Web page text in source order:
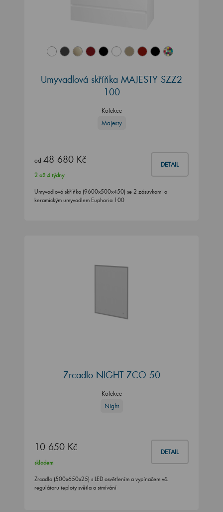
Umyvadlová skříňka MAJESTY SZZ2
100
Kolekce
Majesty
od 48 680 Kč DETAIL
2 až 4 týdny
Umyvadlová skříňka (9600x500x450) se 2 zásuvkami a
keramickým umyvadlem Euphoria 100
Zrcadlo NIGHT ZCO 50
Kolekce
Night
10 650 Kč DETAIL
skladem
Zrcadlo (500x650x25) s LED osvětlením a vypínačem vč.
regulátoru teploty světla a stmívání